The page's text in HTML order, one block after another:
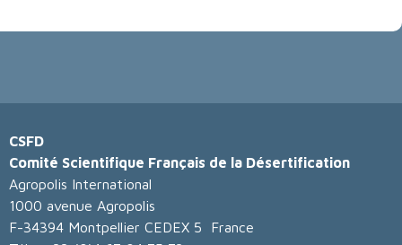
CSFD
Comité Scientifique Français de la Désertification
Agropolis International
1000 avenue Agropolis
F-34394 Montpellier CEDEX 5 France